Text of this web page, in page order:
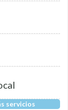
servicios